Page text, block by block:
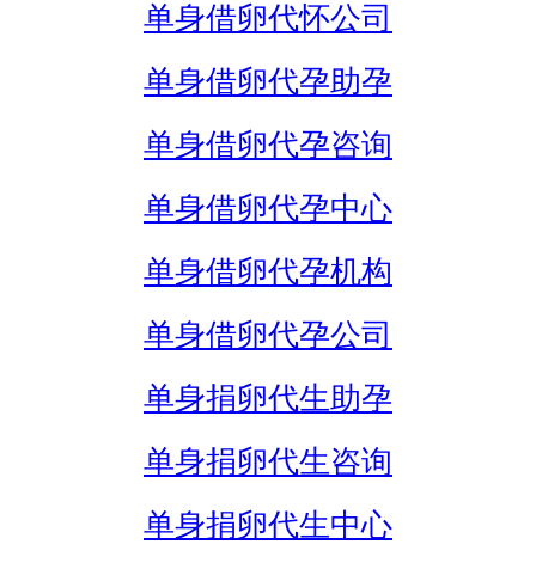
单身借卵代怀公司
单身借卵代孕助孕
单身借卵代孕咨询
单身借卵代孕中心
单身借卵代孕机构
单身借卵代孕公司
单身捐卵代生助孕
单身捐卵代生咨询
单身捐卵代生中心